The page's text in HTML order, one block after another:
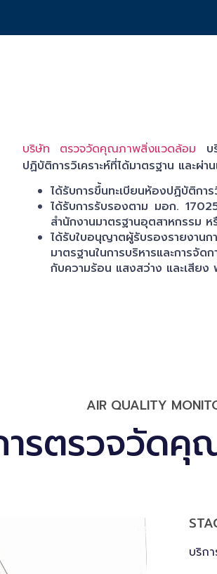
บริษัท ตรวจวัดคุณภาพสิ่งแวดล้อม บ
ปฏิบัติการวิเคราะห์ที่ได้มาตรฐาน และผ่
ได้รับการขึ้นทะเบียนห้องปฏิบัติกา
ได้รับการรับรองตาม มอก.
สำนักงานมาตรฐานอุตสาหกรรม
ได้รับใบอนุญาตผู้รับรองรายงา
มาตรฐานในการบริหารและการจั
กับความร้อน แสงสว่าง และเสีย
AIR QUALITY
ารตรวจวัดคุ
บริก